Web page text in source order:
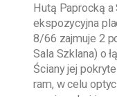
Hutą Paprocką a
ekspozycyjna
8/66 zajmuje 2
Sala Szklana) o
Ściany jej
ram, w celu